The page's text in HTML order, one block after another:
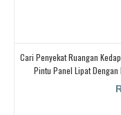
Cari Penyekat Ruangan
Pintu Panel Lipat Dengan